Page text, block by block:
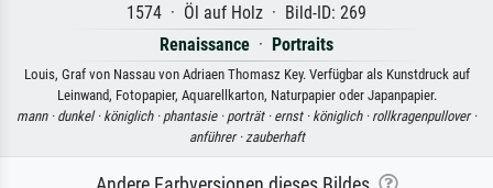
1574 · Öl auf Holz · Bild-ID: 269
Renaissance · Portraits
Louis, Graf von Nassau von Adriaen Thomasz Key. Verfügbar als Kunstdruck auf
Leinwand, Fotopapier, Aquarellkarton, Naturpapier oder Japanpapier.
mann · dunkel · königlich · phantasie · porträt · ernst · königlich · rollkragenpullover ·
anführer ·zauberhaft